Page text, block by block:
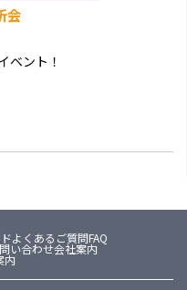
会
ベント！
よくあるご質問FAQ
い合わせ会社案内
内